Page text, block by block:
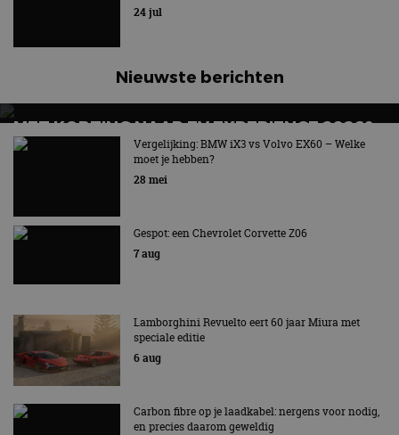
24 jul
Nieuwste berichten
MET KORTING NAAR EV EXPERIENCE 2026?
AUTORAI REGELT HET!
EV Experience 2026 van 24 tot 26 september
Vergelijking: BMW iX3 vs Volvo EX60 – Welke
moet je hebben?
28 mei
Gespot: een Chevrolet Corvette Z06
7 aug
Lamborghini Revuelto eert 60 jaar Miura met
speciale editie
6 aug
Carbon fibre op je laadkabel: nergens voor nodig,
en precies daarom geweldig